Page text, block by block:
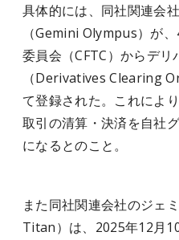
具体的には、同社関連会
（Gemini Olympus）が
委員会（CFTC）からデリ
（Derivatives Clearing
て登録された。これによ
取引の清算・決済を自社
になるとのこと。
また同社関連会社のジェ
Titan）は、2025年12月